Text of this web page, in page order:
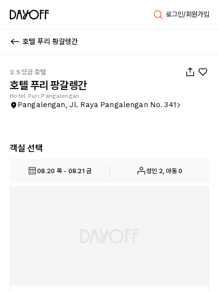
로그인/회원가입
호텔 푸리 팡갈렝간
2.5성급 호텔
호텔 푸리 팡갈렝간
Hotel Puri Pangalengan
Pangalengan, Jl. Raya Pangalengan No. 341
객실 선택
08.20 목 - 08.21 금 성인 2, 아동 0